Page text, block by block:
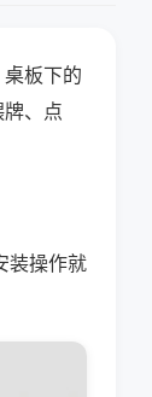
板下的
、点
装操作就